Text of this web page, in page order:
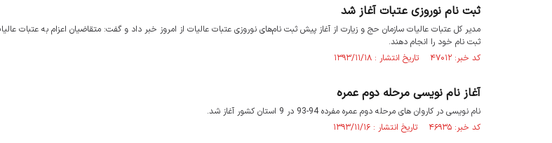
ثبت نام نوروزی عتبات آغاز شد
ثبت نام خود را انجام دهند.
کد خبر: ۴۷۰۱۲ تاریخ انتشار : ۱۳۹۳/۱۱/۱۸
آغاز نام نویسی مرحله دوم عمره
نام نویسی در کاروان های مرحله دوم عمره مفرده 94-93 در 9 استان کشور آغاز شد.
کد خبر: ۴۶۹۳۵ تاریخ انتشار : ۱۳۹۳/۱۱/۱۶